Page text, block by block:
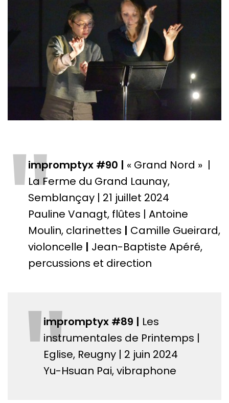
"
impromptyx #90 | « Grand Nord » |
La Ferme du Grand Launay,
Semblançay | 21 juillet 2024
Pauline Vanagt, flûtes | Antoine
Moulin, clarinettes | Camille Gueirard,
violoncelle | Jean-Baptiste Apéré,
percussions et direction
impromptyx #89 | Les
instrumentales de Printemps |
Eglise, Reugny | 2 juin 2024
Yu-Hsuan Pai, vibraphone